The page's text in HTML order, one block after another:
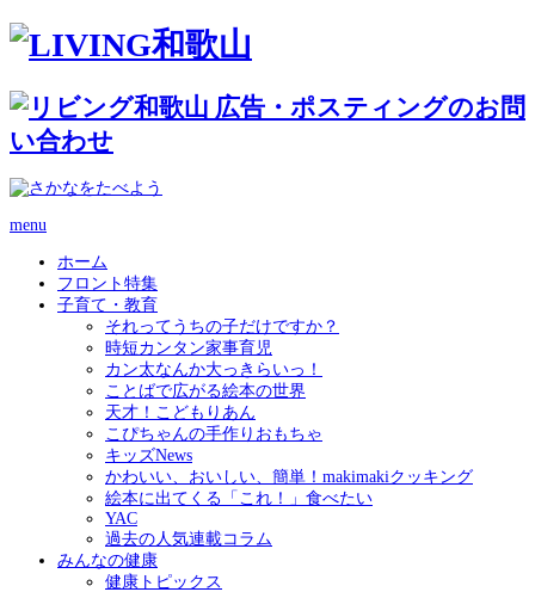
menu
ホーム
フロント特集
子育て・教育
それってうちの子だけですか？
時短カンタン家事育児
カン太なんか大っきらいっ！
ことばで広がる絵本の世界
天才！こどもりあん
こぴちゃんの手作りおもちゃ
キッズNews
かわいい、おいしい、簡単！makimakiクッキング
絵本に出てくる「これ！」食べたい
YAC
過去の人気連載コラム
みんなの健康
健康トピックス